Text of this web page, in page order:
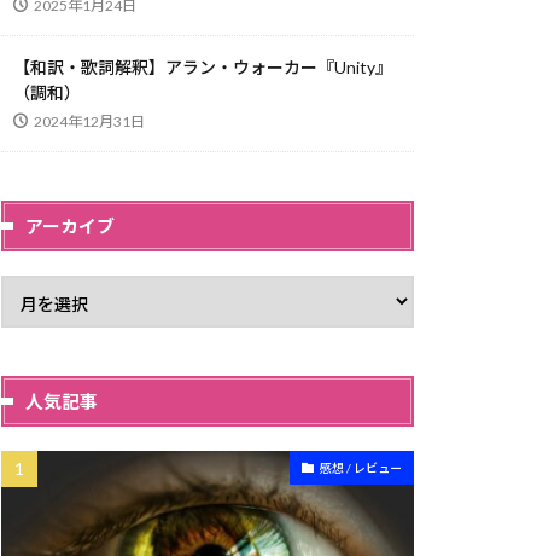
2025年1月24日
【和訳・歌詞解釈】アラン・ウォーカー『Unity』
（調和）
2024年12月31日
アーカイブ
人気記事
感想 / レビュー